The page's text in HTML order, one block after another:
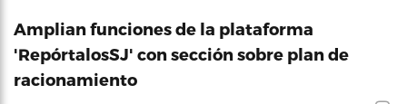
Amplian funciones de la plataforma
'RepórtalosSJ' con sección sobre plan de
racionamiento